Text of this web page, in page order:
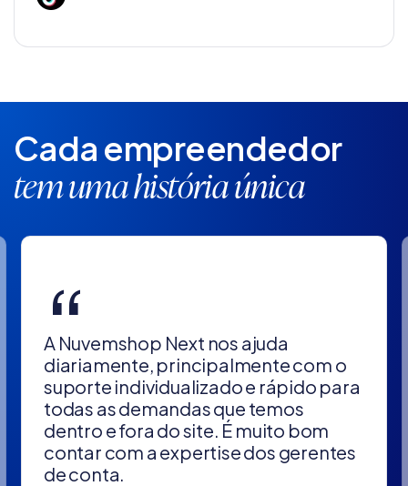
Cada empreendedor
tem uma história única
“
A Nuvemshop Next nos ajuda
diariamente, principalmente com o
suporte individualizado e rápido para
todas as demandas que temos
dentro e fora do site. É muito bom
contar com a expertise dos gerentes
de conta.